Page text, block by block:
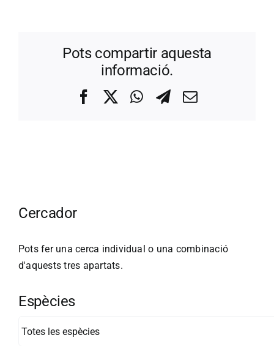
Pots compartir aquesta
informació.
FacebookWhatsApp
Telegram
Correo
Cercador
Pots fer una cerca individual o una combinació
d'aquests tres apartats.
Espècies